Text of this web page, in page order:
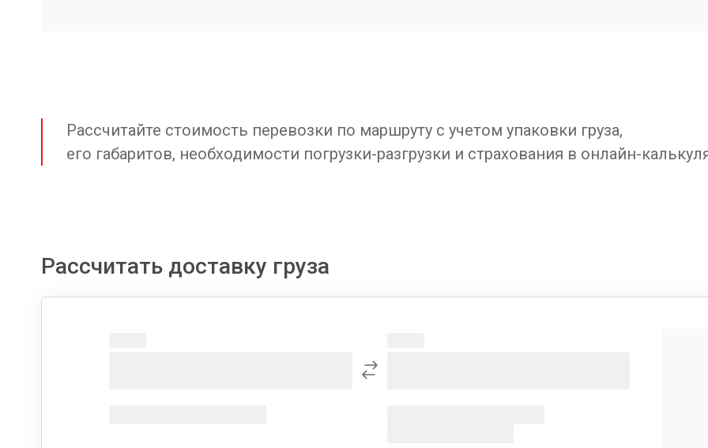
Рассчитайте стоимость перевозки по маршруту с учетом упаковки груза,
его габаритов, необходимости погрузки-разгрузки и страхования в онлайн-
Рассчитать доставку груза